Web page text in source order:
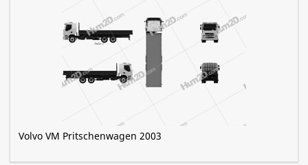
Volvo VM Pritschenwagen 2003